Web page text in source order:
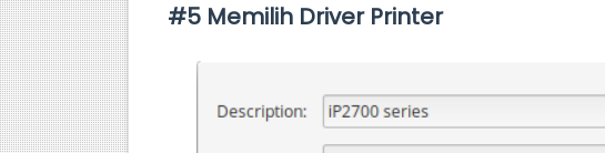
#5 Memilih Driver Printer